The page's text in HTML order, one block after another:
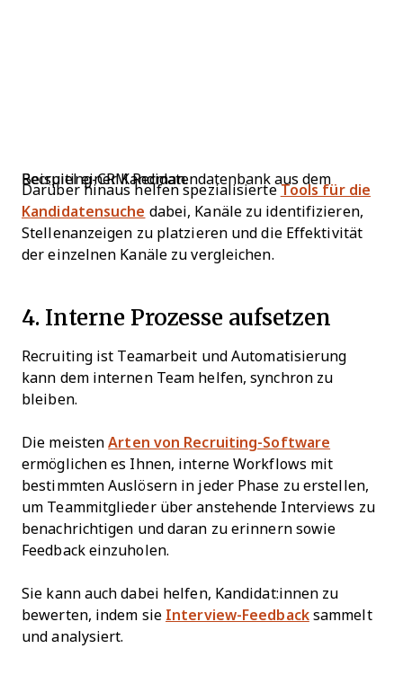
Beispiel einer Kandidatendatenbank aus dem Recruiting-CRM Recman.
Darüber hinaus helfen spezialisierte Tools für die
Kandidatensuche dabei, Kanäle zu identifizieren,
Stellenanzeigen zu platzieren und die Effektivität
der einzelnen Kanäle zu vergleichen.
4. Interne Prozesse aufsetzen
Recruiting ist Teamarbeit und Automatisierung
kann dem internen Team helfen, synchron zu
bleiben.
Die meistenArten von Recruiting-Software
ermöglichen es Ihnen, interne Workflows mit
bestimmten Auslösern in jeder Phase zu erstellen,
um Teammitglieder über anstehende Interviews zu
benachrichtigen und daran zu erinnern sowie
Feedback einzuholen.
Sie kann auch dabei helfen, Kandidat:innen zu
bewerten, indem sie Interview-Feedbacksammelt
und analysiert.